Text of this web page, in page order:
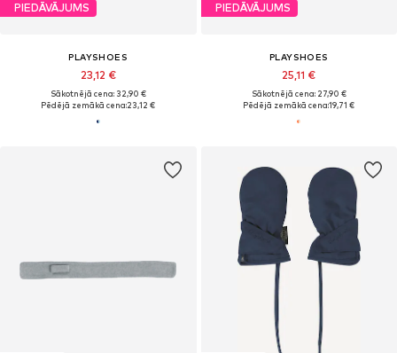
PIEDĀVĀJUMS
PLAYSHOES
23,12 €
Sākotnējā cena: 32,90 €
Pēdējā zemākā cena:23,12 €
PIEDĀVĀJUMS
PLAYSHOES
25,11 €
Sākotnējā cena: 27,90 €
Pēdējā zemākā cena:19,71 €